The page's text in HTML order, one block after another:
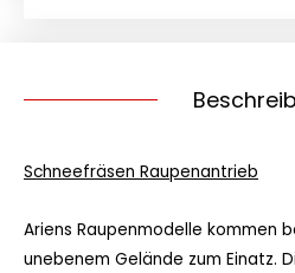
Schneefräsen Raupenantrieb
Ariens Raupenmodelle kommen
unebenem Gelände zum Einatz.